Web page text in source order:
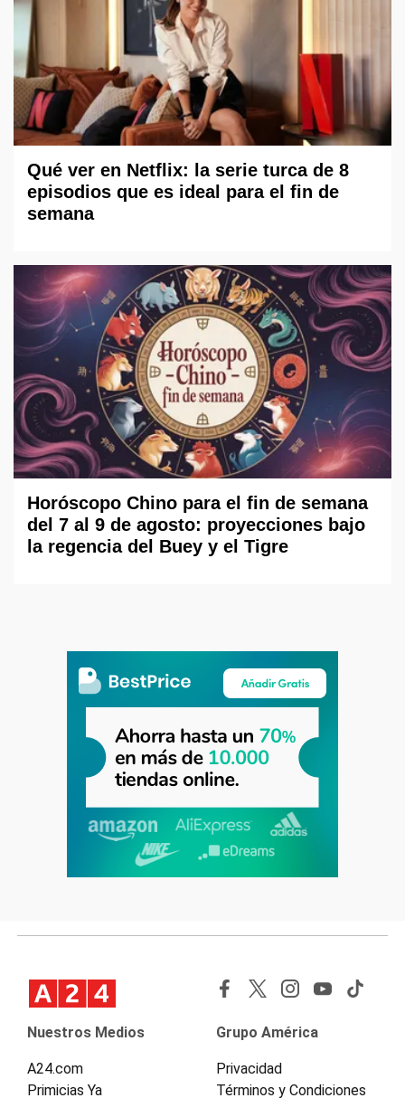
Qué ver en Netflix: la serie turca de 8
episodios que es ideal para el fin de
semana
Horóscopo Chino para el fin de semana
del 7 al 9 de agosto: proyecciones bajo
la regencia del Buey y el Tigre
Nuestros Medios
A24.com
Primicias Ya
Grupo América
Privacidad
Términos y Condiciones